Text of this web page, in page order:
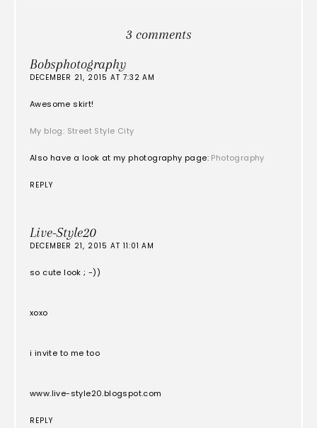
3 comments
Bobsphotography
DECEMBER 21, 2015 AT 7:32 AM
Awesome skirt!
My blog: Street Style City
Also have a look at my photography page: Photography
REPLY
Live-Style20
DECEMBER 21, 2015 AT 11:01 AM
so cute look ; -))
xoxo
i invite to me too
www.live-style20.blogspot.com
REPLY